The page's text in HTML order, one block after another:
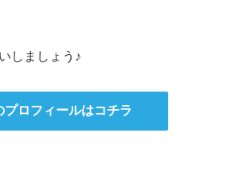
しましょう♪
プロフィールはコチラ